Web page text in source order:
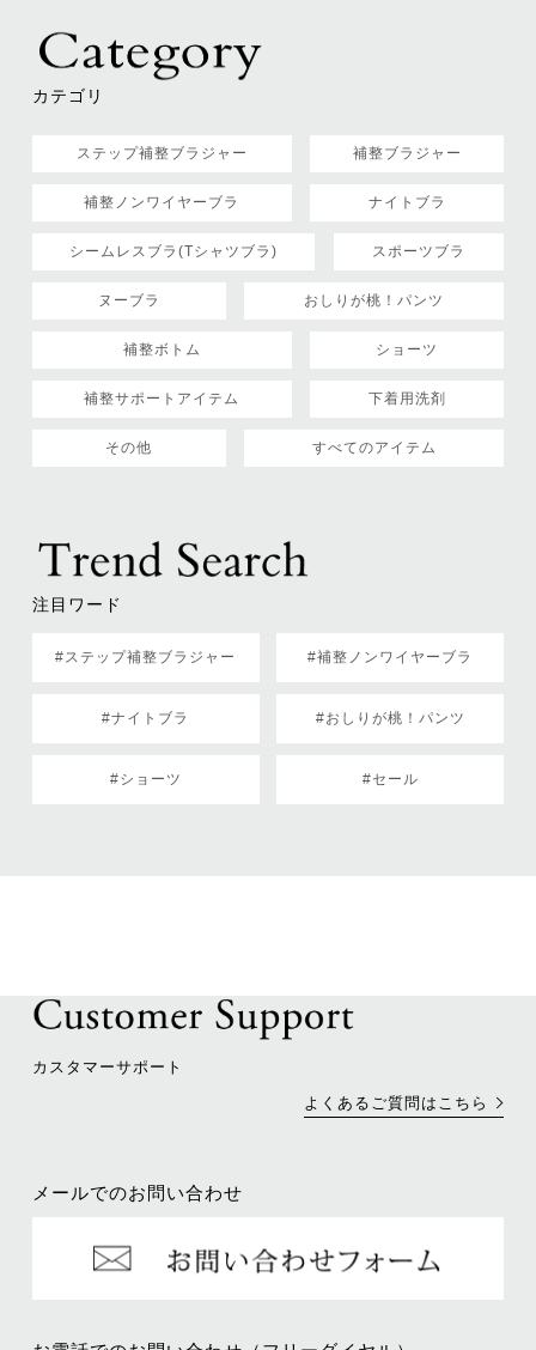
カテゴリ
ステップ補整ブラジャー 補整ブラジャー
補整ノンワイヤーブラ ナイトブラ
シームレスブラ(Tシャツブラ) スポーツブラ
ヌーブラ おしりが桃！パンツ
補整ボトム ショーツ
補整サポートアイテム 下着用洗剤
その他 すべてのアイテム
注目ワード
#ステップ補整ブラジャー #補整ノンワイヤーブラ
#ナイトブラ #おしりが桃！パンツ
#ショーツ #セール
カスタマーサポート
よくあるご質問はこちら
メールでのお問い合わせ